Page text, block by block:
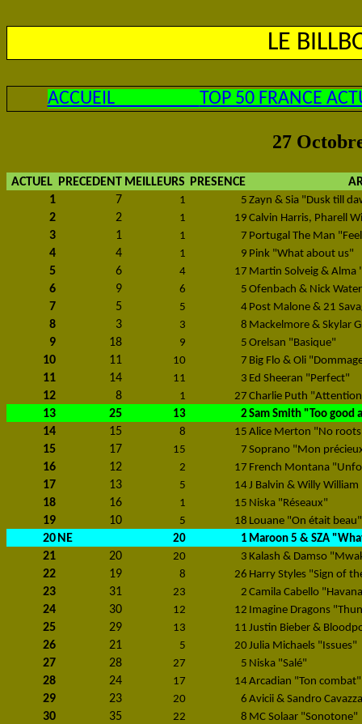
LE
ACCUEIL TOP 50 FRANCE
27
ACTUEL PRECEDENT MEILLEURS PRESENCE
1
7 1 5 Zayn & Sia "Dusk till
2 2 1 19 Calvin Harris, Pharell
3 1 1 7 Portugal The Man
4 4 1 9 Pink "What about us"
5 6 4 17 Martin Solveig & Alma
6 9 6 5 Ofenbach & Nick
7 5 5 4 Post Malone & 21
8 3 3 8 Mackelmore & Skylar
9 18 9 5 Orelsan "Basique"
10 11 10 7 Big Flo & Oli
11 14 11 3 Ed Sheeran "Perfect"
12 8 1 27 Charlie Puth
13 25 13 2 Sam Smith "Too good
14 15 8 15 Alice Merton "No
15 17 15 7 Soprano "Mon
16 12 2 17 French Montana
17 13 5 14J Balvin & Willy
18 16 1 15 Niska "Réseaux"
19 10 5 18 Louane "On était beau"
20 NE 20 1 Maroon 5 & SZA
21 20 20 3 Kalash & Damso
22 19 8 26 Harry Styles "Sign of
23 31 23 2 Camila Cabello
24 30 12 12 Imagine Dragons
25 29 13 11 Justin Bieber &
26 21 5 20Julia Michaels "Issues"
27 28 27 5 Niska "Salé"
28 24 17 14Arcadian "Ton combat"
29 23 20 6 Avicii & Sandro
30 35 22 8 MC Solaar "Sonotone"